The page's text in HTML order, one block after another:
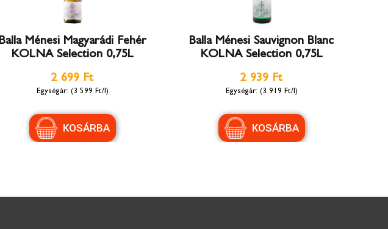
Balla Ménesi Magyarádi Fehér
KOLNA Selection 0,75L
2 699 Ft
(3 599 Ft/l)
Balla Ménesi Sauvignon Blanc
KOLNA Selection 0,75L
2 939 Ft
(3 919 Ft/l)